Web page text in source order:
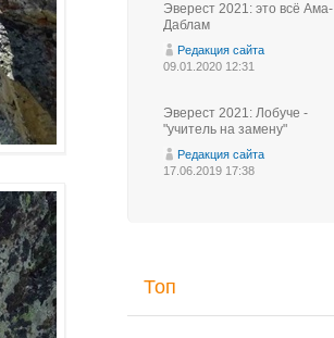
Эверест 2021: это всё Ама-
Даблам
Редакция сайта
09.01.2020 12:31
Эверест 2021: Лобуче -
"учитель на замену"
Редакция сайта
17.06.2019 17:38
Топ